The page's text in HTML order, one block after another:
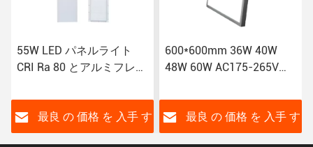
600*600mm 36W 40W
48W 60W AC175-265Vの
たLEDパネルライト
最良 の 価格 を 入手 す
595x595 42W LEDバック
ライト IP20 評価と省エネ
最良 の 価格 を 入手 す